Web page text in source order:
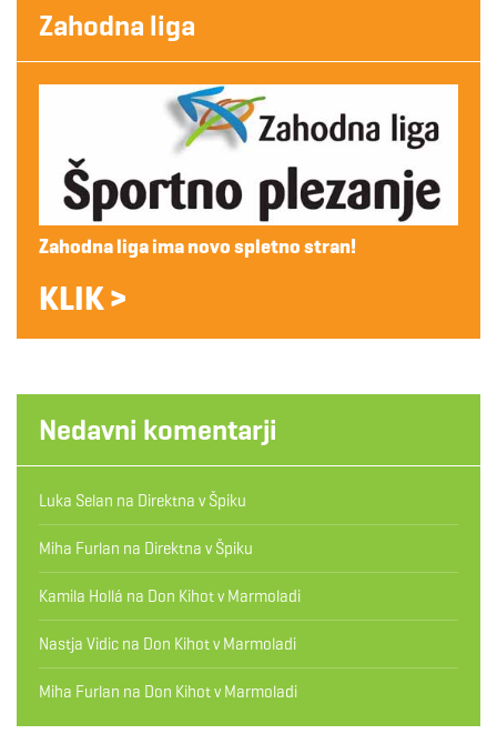
Zahodna liga
Zahodna liga ima novo spletno stran!
KLIK >
Nedavni komentarji
Luka Selan na Direktna v Špiku
Miha Furlan na Direktna v Špiku
Kamila Hollá na Don Kihot v Marmoladi
Nastja Vidic na Don Kihot v Marmoladi
Miha Furlan na Don Kihot v Marmoladi